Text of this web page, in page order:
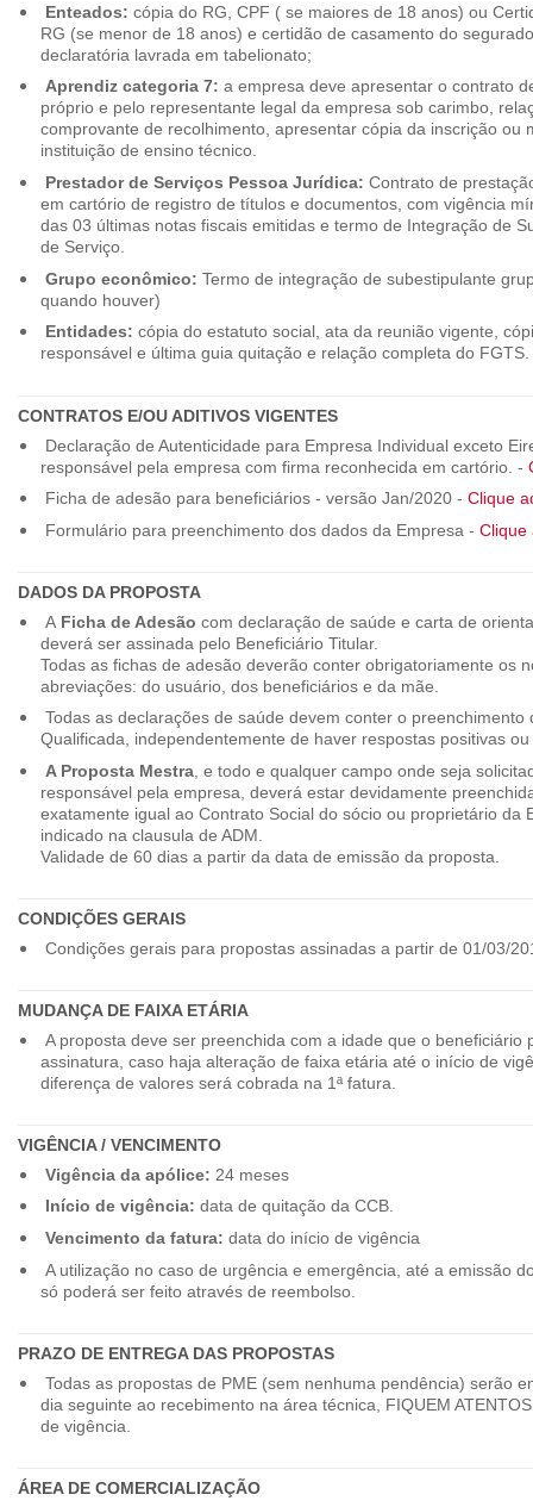
Enteados: cópia do RG, CPF ( se maiores de 18 anos) ou
RG (se menor de 18 anos) e certidão de casamento do
declaratória lavrada em tabelionato;
Aprendiz categoria 7: a empresa deve apresentar o contrato
próprio e pelo representante legal da empresa sob carimbo,
comprovante de recolhimento, apresentar cópia da inscrição ou
instituição de ensino técnico.
Prestador de Serviços Pessoa Jurídica: Contrato de
em cartório de registro de títulos e documentos, com vigência
das 03 últimas notas fiscais emitidas e termo de Integração de
de Serviço.
Grupo econômico: Termo de integração de subestipulante
quando houver)
Entidades: cópia do estatuto social, ata da reunião vigente,
responsável e última guia quitação e relação completa do FGTS.
CONTRATOS E/OU ADITIVOS VIGENTES
Declaração de Autenticidade para Empresa Individual exceto
responsável pela empresa com firma reconhecida em cartório. -
Ficha de adesão para beneficiários - versão Jan/2020 - Clique
Formulário para preenchimento dos dados da Empresa - Clique
DADOS DA PROPOSTA
A Ficha de Adesão com declaração de saúde e carta de
deverá ser assinada pelo Beneficiário Titular.
Todas as fichas de adesão deverão conter obrigatoriamente os
abreviações: do usuário, dos beneficiários e da mãe.
Todas as declarações de saúde devem conter o preenchimento
Qualificada, independentemente de haver respostas positivas ou
A Proposta Mestra, e todo e qualquer campo onde seja
responsável pela empresa, deverá estar devidamente
exatamente igual ao Contrato Social do sócio ou proprietário da
indicado na clausula de ADM.
Validade de 60 dias a partir da data de emissão da proposta.
CONDIÇÕES GERAIS
Condições gerais para propostas assinadas a partir de 01/03/
MUDANÇA DE FAIXA ETÁRIA
A proposta deve ser preenchida com a idade que o beneficiário
assinatura, caso haja alteração de faixa etária até o início de
diferença de valores será cobrada na 1ª fatura.
VIGÊNCIA / VENCIMENTO
Vigência da apólice: 24 meses
Início de vigência: data de quitação da CCB.
Vencimento da fatura: data do início de vigência
A utilização no caso de urgência e emergência, até a emissão
só poderá ser feito através de reembolso.
PRAZO DE ENTREGA DAS PROPOSTAS
Todas as propostas de PME (sem nenhuma pendência) serão
dia seguinte ao recebimento na área técnica, FIQUEM
de vigência.
ÁREA DE COMERCIALIZAÇÃO